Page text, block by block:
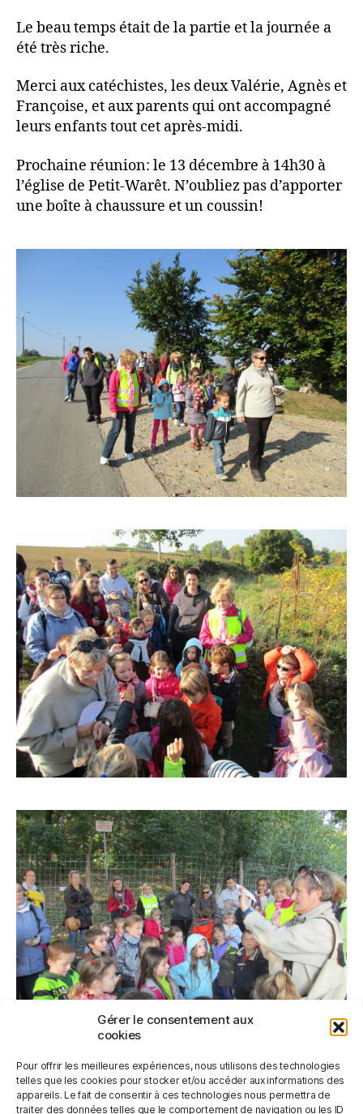
Gérer le consentement aux
cookies
Pour offrir les meilleures expériences, nous utilisons des technologies
telles que les cookies pour stocker et/ou accéder aux informations des
appareils. Le fait de consentir à ces technologies nous permettra de
traiter des données telles que le comportement de navigation ou les ID
Le beau temps était de la partie et la journée a
été très riche.
Merci aux catéchistes, les deux Valérie, Agnès et
Françoise, et aux parents qui ont accompagné
leurs enfants tout cet après-midi.
Prochaine réunion: le 13 décembre à 14h30 à
l’église de Petit-Warêt. N’oubliez pas d’apporter
une boîte à chaussure et un coussin!